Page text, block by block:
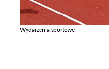
Wydarzenia sportowe